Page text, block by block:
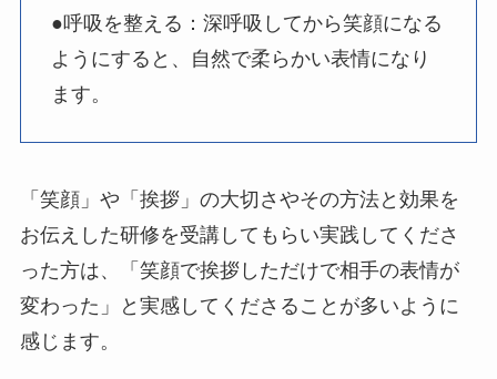
●呼吸を整える：深呼吸してから笑顔になる
ようにすると、自然で柔らかい表情になり
ます。
「笑顔」や「挨拶」の大切さやその方法と効果を
お伝えした研修を受講してもらい実践してくださ
った方は、「笑顔で挨拶しただけで相手の表情が
変わった」と実感してくださることが多いように
感じます。